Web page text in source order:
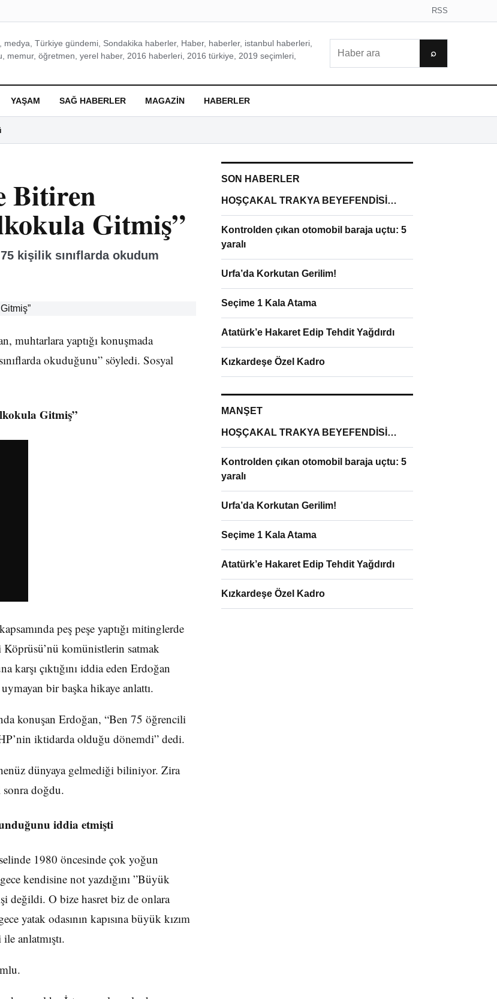
RSS
Türkiye gündemi, Sondakika haberler, Haber, haberler, istanbul haberleri,
memur, öğretmen, yerel haber, 2016 haberleri, 2016 türkiye, 2019 seçimleri,
⌕
YAŞAM SAĞ HABERLER MAGAZIN HABERLER
Bitiren
Gitmiş”
kişilik sınıflarda okudum
muhtarlara yaptığı konuşmada
okuduğunu” söyledi. Sosyal
Gitmiş”
peş peşe yaptığı mitinglerde
komünistlerin satmak
çıktığını iddia eden Erdoğan
bir başka hikaye anlattı.
konuşan Erdoğan, “Ben 75 öğrencili
iktidarda olduğu dönemdi” dedi.
dünyaya gelmediği biliniyor. Zira
doğdu.
iddia etmişti
1980 öncesinde çok yoğun
kendisine not yazdığını ”Büyük
değildi. O bize hasret biz de onlara
yatak odasının kapısına büyük kızım
anlatmıştı.
SON HABERLER
HOŞÇAKAL TRAKYA BEYEFENDİSİ…
Kontrolden çıkan otomobil baraja uçtu: 5
yaralı
Urfa’da Korkutan Gerilim!
Seçime 1 Kala Atama
Atatürk’e Hakaret Edip Tehdit Yağdırdı
Kızkardeşe Özel Kadro
MANŞET
HOŞÇAKAL TRAKYA BEYEFENDİSİ…
Kontrolden çıkan otomobil baraja uçtu: 5
yaralı
Urfa’da Korkutan Gerilim!
Seçime 1 Kala Atama
Atatürk’e Hakaret Edip Tehdit Yağdırdı
Kızkardeşe Özel Kadro